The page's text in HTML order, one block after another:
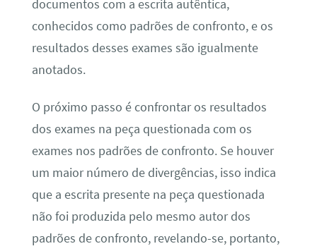
documentos com a escrita autêntica,
conhecidos como padrões de confronto, e os
resultados desses exames são igualmente
anotados.
O próximo passo é confrontar os resultados
dos exames na peça questionada com os
exames nos padrões de confronto. Se houver
um maior número de divergências, isso indica
que a escrita presente na peça questionada
não foi produzida pelo mesmo autor dos
padrões de confronto, revelando-se, portanto,